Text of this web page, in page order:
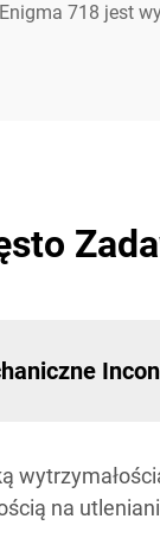
718 jest
na